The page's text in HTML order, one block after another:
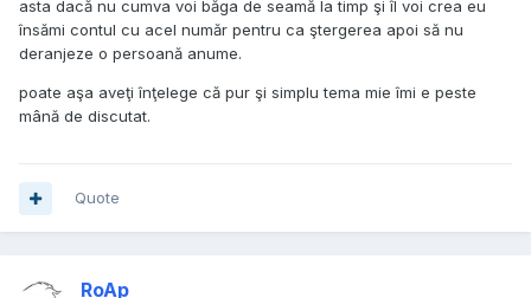
asta dacă nu cumva voi băga de seamă la timp şi îl voi crea eu
însămi contul cu acel număr pentru ca ştergerea apoi să nu
deranjeze o persoană anume.
poate aşa aveţi înţelege că pur şi simplu tema mie îmi e peste
mână de discutat.
Quote
RoAp